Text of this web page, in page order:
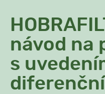
návod na
s